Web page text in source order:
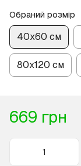
Обраний розмір
40х60 см
80х120 см
669 грн